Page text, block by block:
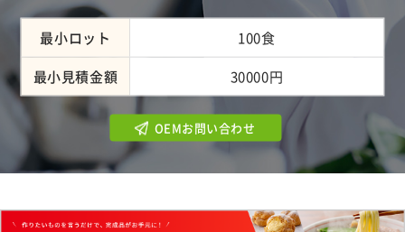
最小ロット
100食
最小見積金額
30000円
OEMお問い合わせ